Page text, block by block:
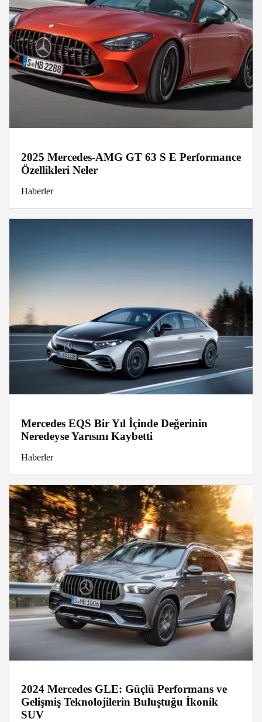
2025 Mercedes-AMG GT 63 S E Performance
Özellikleri Neler
Haberler
Mercedes EQS Bir Yıl İçinde Değerinin
Neredeyse Yarısını Kaybetti
Haberler
2024 Mercedes GLE: Güçlü Performans ve
Gelişmiş Teknolojilerin Buluştuğu İkonik
SUV